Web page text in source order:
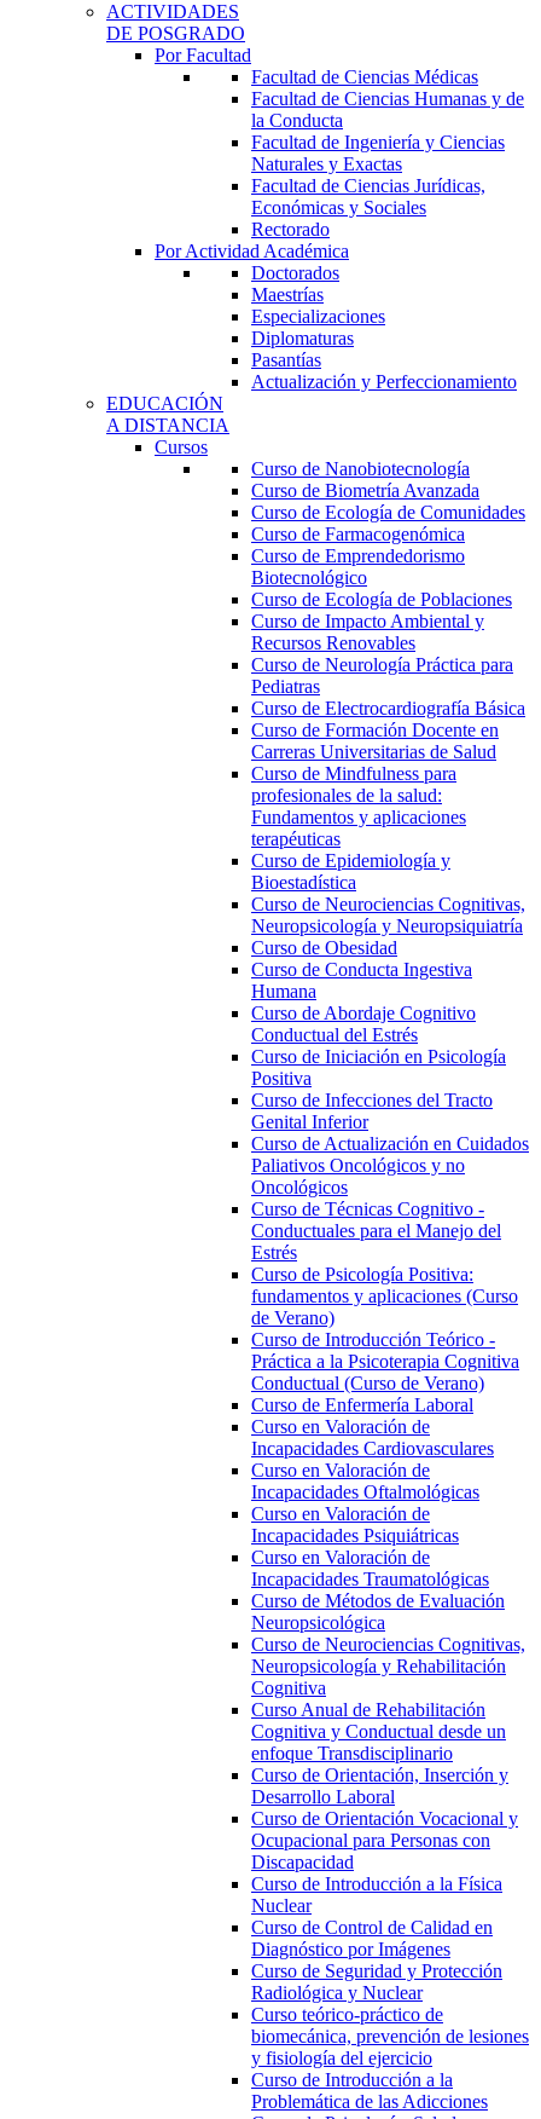
ACTIVIDADES
DE POSGRADO
Por Facultad
Facultad de Ciencias Médicas
Facultad de Ciencias Humanas y de
la Conducta
Facultad de Ingeniería y Ciencias
Naturales y Exactas
Facultad de Ciencias Jurídicas,
Económicas y Sociales
Rectorado
Por Actividad Académica
Doctorados
Maestrías
Especializaciones
Diplomaturas
Pasantías
Actualización y Perfeccionamiento
EDUCACIÓN
A DISTANCIA
Cursos
Curso de Nanobiotecnología
Curso de Biometría Avanzada
Curso de Ecología de Comunidades
Curso de Farmacogenómica
Curso de Emprendedorismo
Biotecnológico
Curso de Ecología de Poblaciones
Curso de Impacto Ambiental y
Recursos Renovables
Curso de Neurología Práctica para
Pediatras
Curso de Electrocardiografía Básica
Curso de Formación Docente en
Carreras Universitarias de Salud
Curso de Mindfulness para
profesionales de la salud:
Fundamentos y aplicaciones
terapéuticas
Curso de Epidemiología y
Bioestadística
Curso de Neurociencias Cognitivas,
Neuropsicología y Neuropsiquiatría
Curso de Obesidad
Curso de Conducta Ingestiva
Humana
Curso de Abordaje Cognitivo
Conductual del Estrés
Curso de Iniciación en Psicología
Positiva
Curso de Infecciones del Tracto
Genital Inferior
Curso de Actualización en Cuidados
Paliativos Oncológicos y no
Oncológicos
Curso de Técnicas Cognitivo -
Conductuales para el Manejo del
Estrés
Curso de Psicología Positiva:
fundamentos y aplicaciones (Curso
de Verano)
Curso de Introducción Teórico -
Práctica a la Psicoterapia Cognitiva
Conductual (Curso de Verano)
Curso de Enfermería Laboral
Curso en Valoración de
Incapacidades Cardiovasculares
Curso en Valoración de
Incapacidades Oftalmológicas
Curso en Valoración de
Incapacidades Psiquiátricas
Curso en Valoración de
Incapacidades Traumatológicas
Curso de Métodos de Evaluación
Neuropsicológica
Curso de Neurociencias Cognitivas,
Neuropsicología y Rehabilitación
Cognitiva
Curso Anual de Rehabilitación
Cognitiva y Conductual desde un
enfoque Transdisciplinario
Curso de Orientación, Inserción y
Desarrollo Laboral
Curso de Orientación Vocacional y
Ocupacional para Personas con
Discapacidad
Curso de Introducción a la Física
Nuclear
Curso de Control de Calidad en
Diagnóstico por Imágenes
Curso de Seguridad y Protección
Radiológica y Nuclear
Curso teórico-práctico de
biomecánica, prevención de lesiones
y fisiología del ejercicio
Curso de Introducción a la
Problemática de las Adicciones